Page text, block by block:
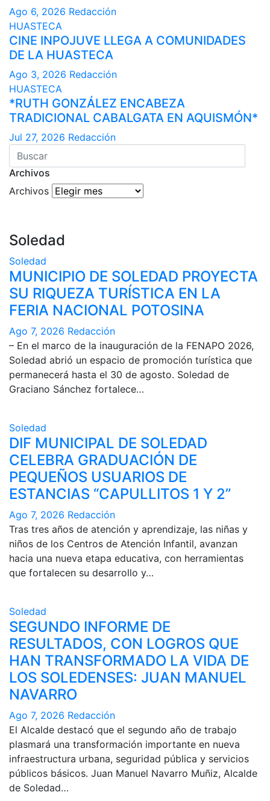
Ago 6, 2026 Redacción
HUASTECA
CINE INPOJUVE LLEGA A COMUNIDADES
DE LA HUASTECA
Ago 3, 2026 Redacción
HUASTECA
*RUTH GONZÁLEZ ENCABEZA
TRADICIONAL CABALGATA EN AQUISMÓN*
Jul 27, 2026 Redacción
Archivos
Archivos
Soledad
Soledad
MUNICIPIO DE SOLEDAD PROYECTA
SU RIQUEZA TURÍSTICA EN LA
FERIA NACIONAL POTOSINA
Ago 7, 2026 Redacción
– En el marco de la inauguración de la FENAPO 2026,
Soledad abrió un espacio de promoción turística que
permanecerá hasta el 30 de agosto. Soledad de
Graciano Sánchez fortalece…
Soledad
DIF MUNICIPAL DE SOLEDAD
CELEBRA GRADUACIÓN DE
PEQUEÑOS USUARIOS DE
ESTANCIAS “CAPULLITOS 1 Y 2”
Ago 7, 2026 Redacción
Tras tres años de atención y aprendizaje, las niñas y
niños de los Centros de Atención Infantil, avanzan
hacia una nueva etapa educativa, con herramientas
que fortalecen su desarrollo y…
Soledad
SEGUNDO INFORME DE
RESULTADOS, CON LOGROS QUE
HAN TRANSFORMADO LA VIDA DE
LOS SOLEDENSES: JUAN MANUEL
NAVARRO
Ago 7, 2026 Redacción
El Alcalde destacó que el segundo año de trabajo
plasmará una transformación importante en nueva
infraestructura urbana, seguridad pública y servicios
públicos básicos. Juan Manuel Navarro Muñiz, Alcalde
de Soledad…